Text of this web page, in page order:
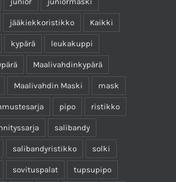
jääkiekkoristikko Kaikki
kypärä leukakuppi
Maalivahdinkypärä
Maalivahdin Maski mask
pipo ristikko
salibandy
salibandyristikko solki
sovituspalat tupsupipo